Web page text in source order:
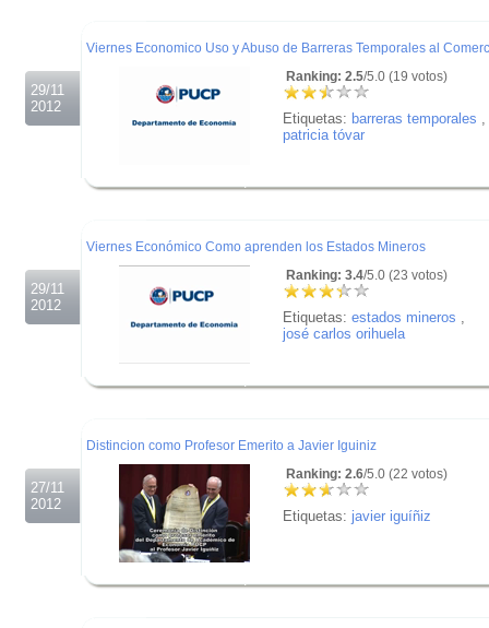
29/11
2012
Viernes Economico Uso y Abuso de Barreras Temporales al
Ranking: 2.5/5.0 (19 votos)
Etiquetas: barreras temporales
patricia tóvar
29/11
2012
Viernes Económico Como aprenden los Estados Mineros
Ranking: 3.4/5.0 (23 votos)
Etiquetas: estados mineros
josé carlos orihuela
27/11
2012
Distincion como Profesor Emerito a Javier Iguiniz
Ranking: 2.6/5.0 (22 votos)
Etiquetas: javier iguíñiz